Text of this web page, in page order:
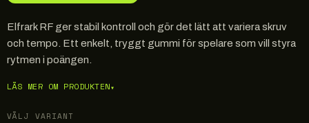
Elfrark RF ger stabil kontroll och gör det lätt att variera skruv
och tempo. Ett enkelt, tryggt gummi för spelare som vill styra
rytmen i poängen.
LÄS MER OM PRODUKTEN▾
VÄLJ VARIANT